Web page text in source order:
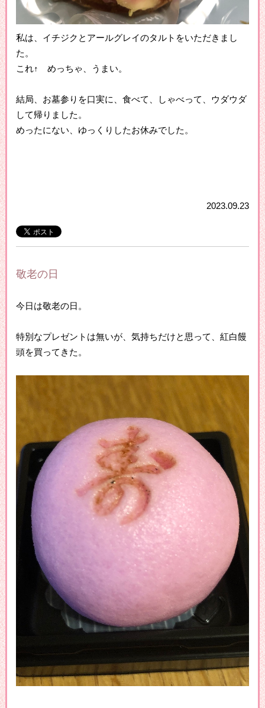
私は、イチジクとアールグレイのタルトをいただきまし
た。
これ↑ めっちゃ、うまい。
結局、お墓参りを口実に、食べて、しゃべって、ウダウダ
して帰りました。
めったにない、ゆっくりしたお休みでした。
2023.09.23
敬老の日
今日は敬老の日。
特別なプレゼントは無いが、気持ちだけと思って、紅白饅
頭を買ってきた。